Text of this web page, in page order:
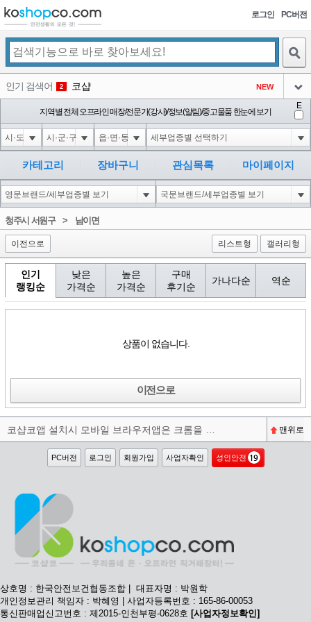
로그인 PC버전
인기 검색어 2 코샵 NEW
3 익스
아이콘
4 1-1; waitfor delay '0:0:15' --
아이콘
5 10"XOR(1*if(now()=sysdate(),sleep(15),0))XOR"Z
아이콘
1
6 1-1); waitfor delay '0:0:15' --
아이콘
1
1
지역별 전체 오프라인 매장/전문가(강사)/정보(알림)/중고물품 한눈에 보기
E
카테고리 장바구니 관심목록 마이페이지
청주시 서원구> 남이면
이전으로 리스트형 갤러리형
인기
랭킹순
낮은
가격순
높은
가격순
구매
후기순
가나다순 역순
상품이 없습니다.
이전으로
맨위로
PC버전 로그인 회원가입 사업자확인 성인안전
상호명 : 한국안전보건협동조합 | 대표자명 : 박원학
개인정보관리 책임자 : 박혜영 | 사업자등록번호 : 165-86-00053
통신판매업신고번호 : 제2015-인천부평-0628호 [사업자정보확인]